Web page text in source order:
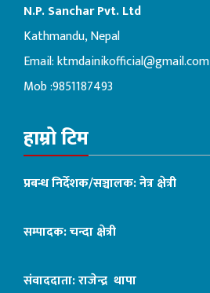
N.P. Sanchar Pvt. Ltd
Kathmandu, Nepal
Email:ktmdainikofficial@gmail.com
Mob :9851187493
हाम्रो टिम
प्रबन्ध निर्देशक/सञ्चालक: नेत्र क्षेत्री
सम्पादक: चन्दा क्षेत्री
संवाददाता: राजेन्द्र थापा